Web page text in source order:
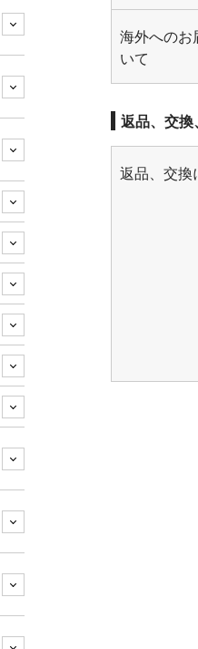
海外へのお
いて
返品、交
返品、交換